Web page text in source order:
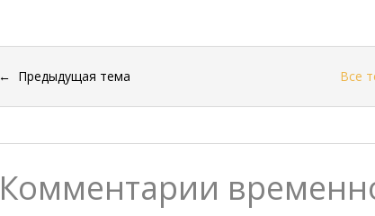
← Предыдущая тема Все
Комментарии